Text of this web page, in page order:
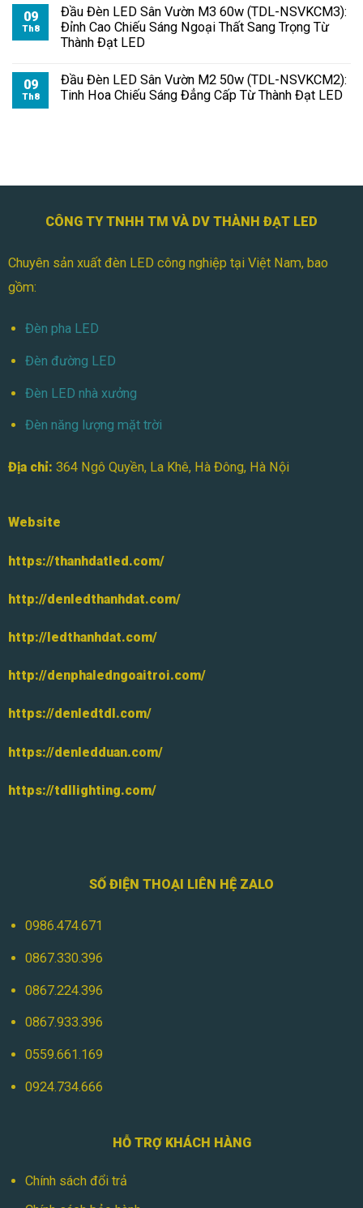
09
Th8
Đầu Đèn LED Sân Vườn M3 60w (TDL-NSVKCM3):
Đỉnh Cao Chiếu Sáng Ngoại Thất Sang Trọng Từ
Thành Đạt LED
09
Th8
Đầu Đèn LED Sân Vườn M2 50w (TDL-NSVKCM2):
Tinh Hoa Chiếu Sáng Đẳng Cấp Từ Thành Đạt LED
CÔNG TY TNHH TM VÀ DV THÀNH ĐẠT LED
Chuyên sản xuất đèn LED công nghiệp tại Việt Nam, bao
gồm:
Đèn pha LED
Đèn đường LED
Đèn LED nhà xưởng
Đèn năng lượng mặt trời
Địa chỉ: 364 Ngô Quyền, La Khê, Hà Đông, Hà Nội
Website
https://thanhdatled.com/
http://denledthanhdat.com/
http://ledthanhdat.com/
http://denphaledngoaitroi.com/
https://denledtdl.com/
https://denledduan.com/
https://tdllighting.com/
SỐ ĐIỆN THOẠI LIÊN HỆ ZALO
0986.474.671
0867.330.396
0867.224.396
0867.933.396
0559.661.169
0924.734.666
HỖ TRỢ KHÁCH HÀNG
Chính sách đổi trả